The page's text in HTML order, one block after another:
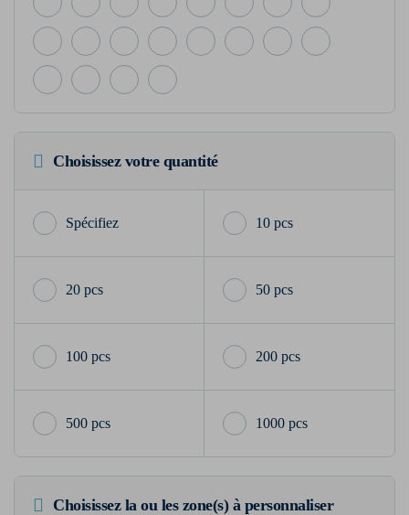
Choisissez votre quantité
10 pcs
20 pcs 50 pcs
100 pcs 200 pcs
500 pcs 1000 pcs
Choisissez la ou les zone(s) à personnaliser